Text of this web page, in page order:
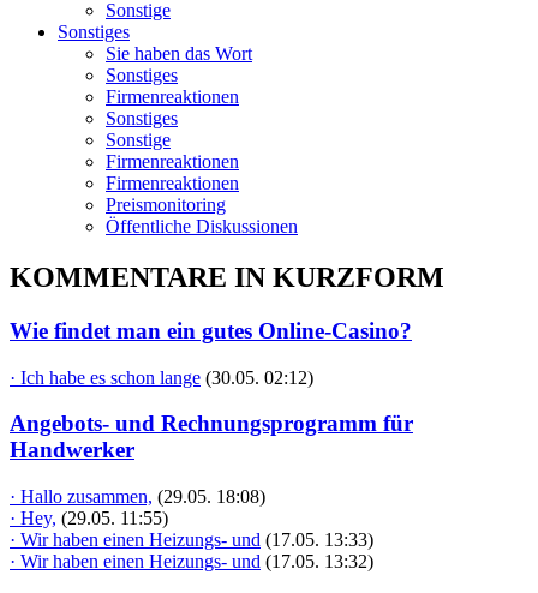
Sonstige
Sonstiges
Sie haben das Wort
Sonstiges
Firmenreaktionen
Sonstiges
Sonstige
Firmenreaktionen
Firmenreaktionen
Preismonitoring
Öffentliche Diskussionen
KOMMENTARE IN KURZFORM
Wie findet man ein gutes Online-Casino?
· Ich habe es schon lange (30.05. 02:12)
Angebots- und Rechnungsprogramm für
Handwerker
· Hallo zusammen, (29.05. 18:08)
· Hey, (29.05. 11:55)
· Wir haben einen Heizungs- und (17.05. 13:33)
· Wir haben einen Heizungs- und (17.05. 13:32)